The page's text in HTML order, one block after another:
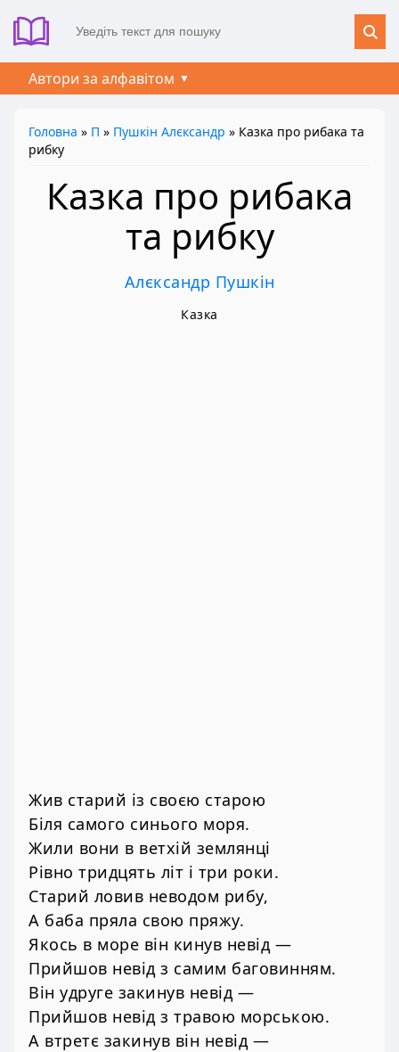
Автори за алфавітом
Головна » П » Пушкін Алєксандр » Казка про рибака та
рибку
Казка про рибака
та рибку
Алєксандр Пушкін
Казка
Жив старий із своєю старою
Біля самого синього моря.
Жили вони в ветхій землянці
Рівно тридцять літ і три роки.
Старий ловив неводом рибу,
А баба пряла свою пряжу.
Якось в море він кинув невід —
Прийшов невід з самим баговинням.
Він удруге закинув невід —
Прийшов невід з травою морською.
А втретє закинув він невід —